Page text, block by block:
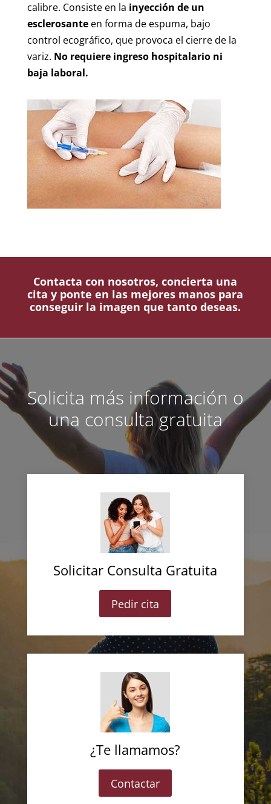
calibre. Consiste en la inyección de un
esclerosanteen forma de espuma, bajo
control ecográfico, que provoca el cierre de la
variz. No requiere ingreso hospitalario ni
baja laboral.
Contacta con nosotros, concierta una
cita y ponte en las mejores manos para
conseguir la imagen que tanto deseas.
Solicita más información o
una consulta gratuita
Solicitar Consulta Gratuita
Pedir cita
¿Te llamamos?
Contactar